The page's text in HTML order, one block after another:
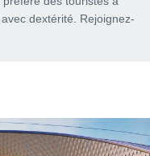
dextérité. Rejoignez-